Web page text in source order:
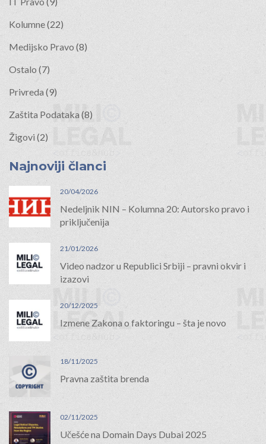
Kolumne(22)
Medijsko Pravo (8)
Ostalo (7)
Privreda(9)
Zaštita Podataka(8)
Žigovi(2)
Najnoviji članci
20/04/2026
Nedeljnik NIN – Kolumna 20: Autorsko pravo i
priključenija
21/01/2026
Video nadzor u Republici Srbiji – pravni okvir i
izazovi
20/12/2025
Izmene Zakona o faktoringu – šta je novo
18/11/2025
Pravna zaštita brenda
02/11/2025
Učešće na Domain Days Dubai 2025